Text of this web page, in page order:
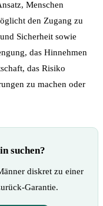
Menschen
den Zugang zu
Sicherheit sowie
das Hinnehmen
das Risiko
zu machen oder
suchen?
diskret zu einer
Garantie.